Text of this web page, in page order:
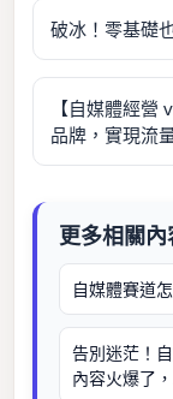
破冰！零基礎
【自媒體經
品牌，實現流
更多相關內
自媒體賽道
告別迷茫！
內容火爆了